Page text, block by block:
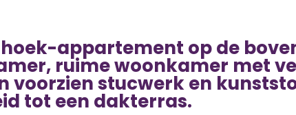
appartement op de
ruime woonkamer met
voorzien stucwerk en
tot een dakterras.